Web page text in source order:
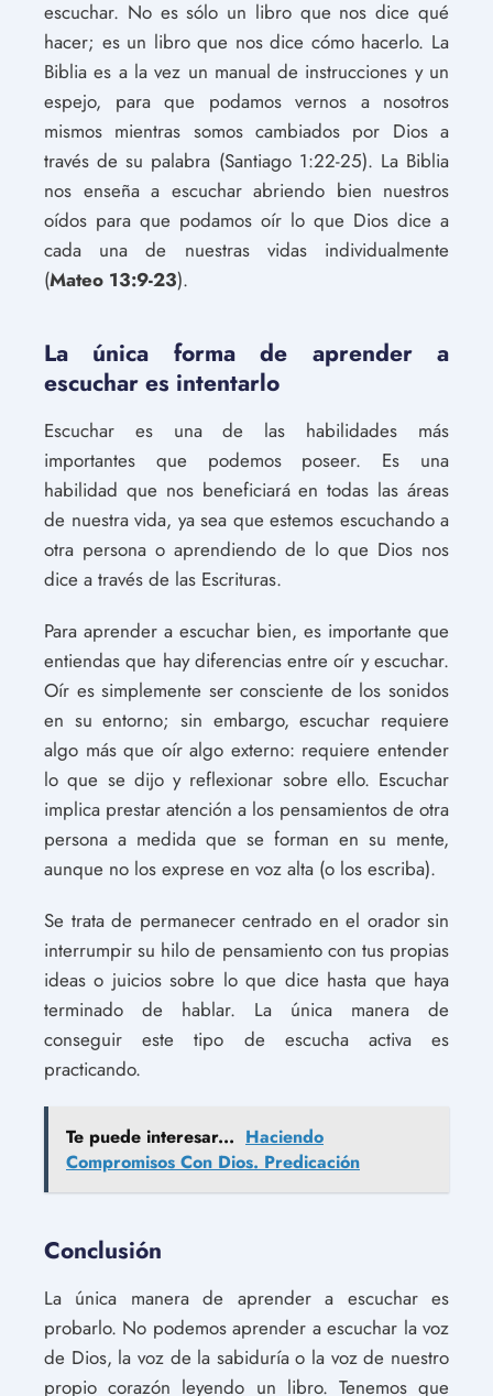
escuchar. No es sólo un libro que nos dice qué
hacer; es un libro que nos dice cómo hacerlo. La
Biblia es a la vez un manual de instrucciones y un
espejo, para que podamos vernos a nosotros
mismos mientras somos cambiados por Dios a
través de su palabra (Santiago 1:22-25). La Biblia
nos enseña a escuchar abriendo bien nuestros
oídos para que podamos oír lo que Dios dice a
cada una de nuestras vidas individualmente
(Mateo 13:9-23).
La única forma de aprender a
escuchar es intentarlo
Escuchar es una de las habilidades más
importantes que podemos poseer. Es una
habilidad que nos beneficiará en todas las áreas
de nuestra vida, ya sea que estemos escuchando a
otra persona o aprendiendo de lo que Dios nos
dice a través de las Escrituras.
Para aprender a escuchar bien, es importante que
entiendas que hay diferencias entre oír y escuchar.
Oír es simplemente ser consciente de los sonidos
en su entorno; sin embargo, escuchar requiere
algo más que oír algo externo: requiere entender
lo que se dijo y reflexionar sobre ello. Escuchar
implica prestar atención a los pensamientos de otra
persona a medida que se forman en su mente,
aunque no los exprese en voz alta (o los escriba).
Se trata de permanecer centrado en el orador sin
interrumpir su hilo de pensamiento con tus propias
ideas o juicios sobre lo que dice hasta que haya
terminado de hablar. La única manera de
conseguir este tipo de escucha activa es
practicando.
Te puede interesar... Haciendo
Compromisos Con Dios. Predicación
Conclusión
La única manera de aprender a escuchar es
probarlo. No podemos aprender a escuchar la voz
de Dios, la voz de la sabiduría o la voz de nuestro
propio corazón leyendo un libro. Tenemos que